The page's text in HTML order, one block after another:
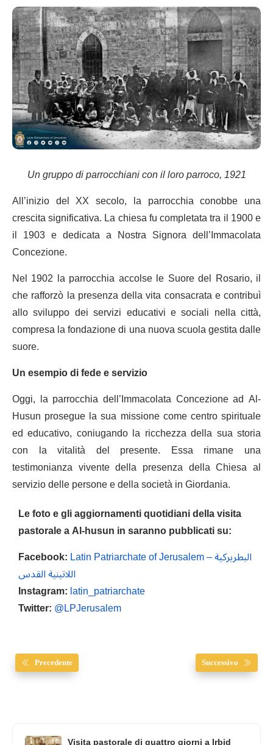
Un gruppo di parrocchiani con il loro parroco, 1921
All’inizio del XX secolo, la parrocchia conobbe una
crescita significativa. La chiesa fu completata tra il 1900 e
il 1903 e dedicata a Nostra Signora dell’Immacolata
Concezione.
Nel 1902 la parrocchia accolse le Suore del Rosario, il
che rafforzò la presenza della vita consacrata e contribuì
allo sviluppo dei servizi educativi e sociali nella città,
compresa la fondazione di una nuova scuola gestita dalle
suore.
Un esempio di fede e servizio
Oggi, la parrocchia dell’Immacolata Concezione ad Al-
Husun prosegue la sua missione come centro spirituale
ed educativo, coniugando la ricchezza della sua storia
con la vitalità del presente. Essa rimane una
testimonianza vivente della presenza della Chiesa al
servizio delle persone e della società in Giordania.
Le foto e gli aggiornamenti quotidiani della visita
pastorale a Al-husun in saranno pubblicati su:
Facebook:Latin Patriarchate of Jerusalem – البطريركية
اللاتينية القدس
Instagram:latin_patriarchate
Twitter:@LPJerusalem
Precedente Successivo